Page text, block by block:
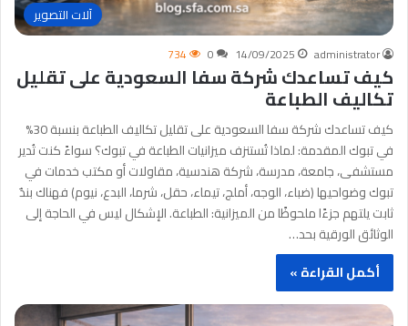
آلات التصوير
administrator
14/09/2025
0
734
كيف تساعدك شركة سفا السعودية على تقليل
تكاليف الطباعة
كيف تساعدك شركة سفا السعودية على تقليل تكاليف الطباعة بنسبة 30%
في تبوك المقدمة: لماذا تُستنزف ميزانيات الطباعة في تبوك؟ سواءً كنت تُدير
مستشفى، جامعة، مدرسة، شركة هندسية، مقاولات أو مكتب خدمات في
تبوك وضواحيها (ضباء، الوجه، أملج، تيماء، حقل، شرما، البدع، نيوم) فهناك بندٌ
ثابت يلتهم جزءًا ملحوظًا من الميزانية: الطباعة. الإشكال ليس في الحاجة إلى
الوثائق الورقية بحد…
أكمل القراءة »